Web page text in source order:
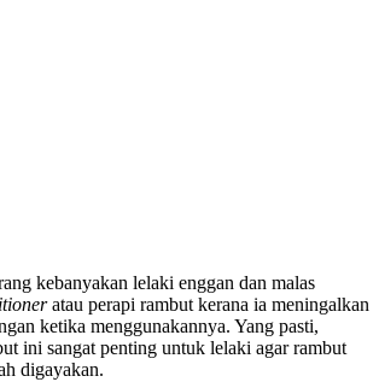
kebanyakan lelaki enggan dan malas
atau perapi rambut kerana ia meningalkan
ketika menggunakannya. Yang pasti,
ini sangat penting untuk lelaki agar rambut
digayakan.